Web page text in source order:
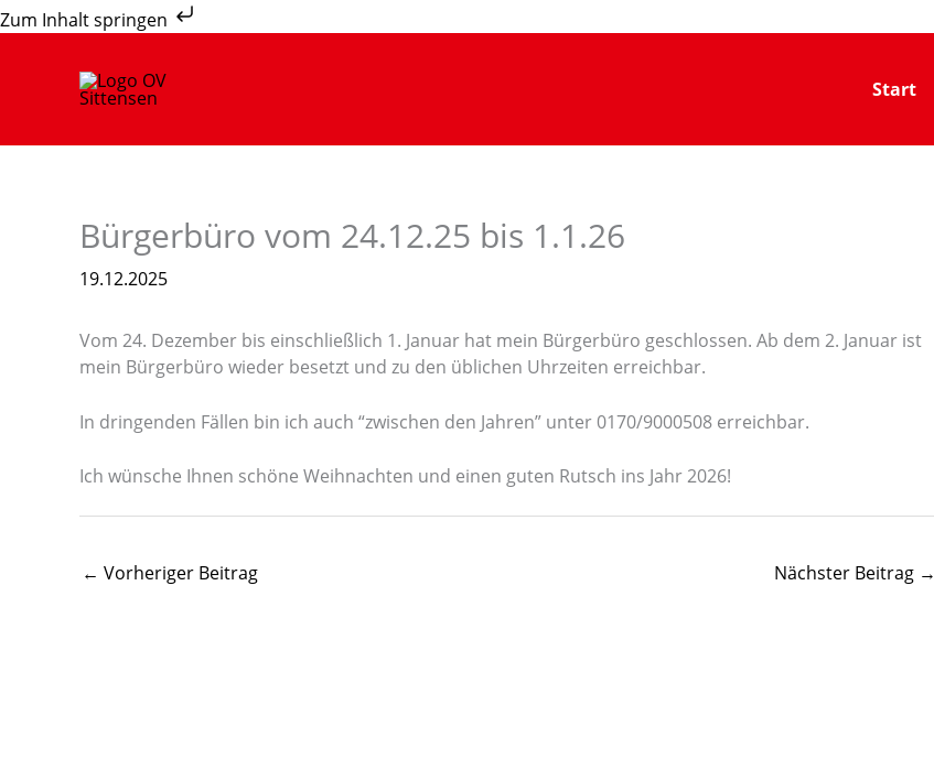
Zum Inhalt springen
Zum
Inhalt
Start
Bürgerbüro vom 24.12.25 bis 1.1.26
19.12.2025
Vom 24. Dezember bis einschließlich 1. Januar hat mein Bürgerbüro geschlossen. Ab dem 2. Januar ist
mein Bürgerbüro wieder besetzt und zu den üblichen Uhrzeiten erreichbar.
In dringenden Fällen bin ich auch “zwischen den Jahren” unter 0170/9000508 erreichbar.
Ich wünsche Ihnen schöne Weihnachten und einen guten Rutsch ins Jahr 2026!
← Vorheriger Beitrag Nächster Beitrag →